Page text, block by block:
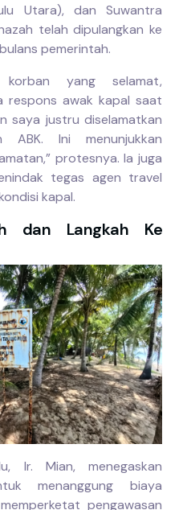
Utara), dan Suwantra
telah dipulangkan ke
pemerintah.
yang selamat,
respons awak kapal saat
saya justru diselamatkan
ABK. Ini menunjukkan
protesnya. Ia juga
tegas agen travel
kapal.
dan Langkah Ke
Ir. Mian, menegaskan
menanggung biaya
pengawasan